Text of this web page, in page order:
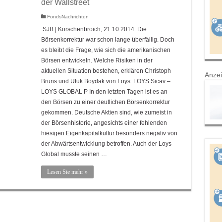
der Wallstreet
FondsNachrichten
SJB | Korschenbroich, 21.10.2014. Die
Börsenkorrektur war schon lange überfällig. Doch
es bleibt die Frage, wie sich die amerikanischen
Börsen entwickeln. Welche Risiken in der
aktuellen Situation bestehen, erklären Christoph
Bruns und Ufuk Boydak von Loys. LOYS Sicav –
LOYS GLOBAL P In den letzten Tagen ist es an
den Börsen zu einer deutlichen Börsenkorrektur
gekommen. Deutsche Aktien sind, wie zumeist in
der Börsenhistorie, angesichts einer fehlenden
hiesigen Eigenkapitalkultur besonders negativ von
der Abwärtsentwicklung betroffen. Auch der Loys
Global musste seinen …
Lesen Sie mehr »